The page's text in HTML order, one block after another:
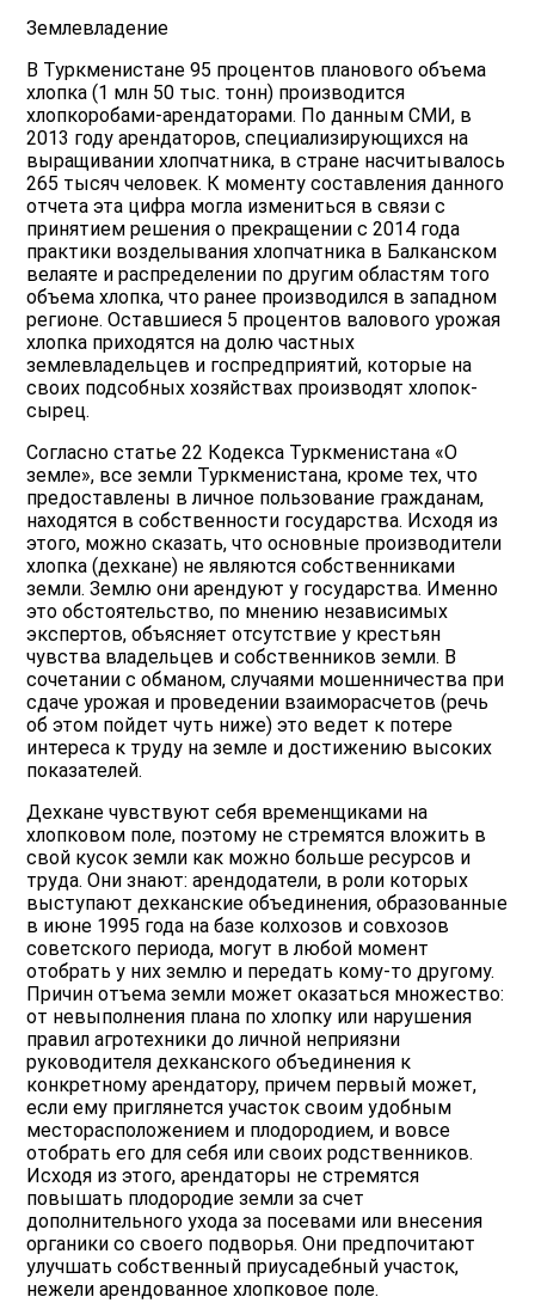
Землевладение
В Туркменистане 95 процентов планового объема
хлопка (1 млн 50 тыс. тонн) производится
хлопкоробами-арендаторами. По данным СМИ, в
2013 году арендаторов, специализирующихся на
выращивании хлопчатника, в стране насчитывалось
265 тысяч человек. К моменту составления данного
отчета эта цифра могла измениться в связи с
принятием решения о прекращении с 2014 года
практики возделывания хлопчатника в Балканском
велаяте и распределении по другим областям того
объема хлопка, что ранее производился в западном
регионе. Оставшиеся 5 процентов валового урожая
хлопка приходятся на долю частных
землевладельцев и госпредприятий, которые на
своих подсобных хозяйствах производят хлопок-
сырец.
Согласно статье 22 Кодекса Туркменистана «О
земле», все земли Туркменистана, кроме тех, что
предоставлены в личное пользование гражданам,
находятся в собственности государства. Исходя из
этого, можно сказать, что основные производители
хлопка (дехкане) не являются собственниками
земли. Землю они арендуют у государства. Именно
это обстоятельство, по мнению независимых
экспертов, объясняет отсутствие у крестьян
чувства владельцев и собственников земли. В
сочетании с обманом, случаями мошенничества при
сдаче урожая и проведении взаиморасчетов (речь
об этом пойдет чуть ниже) это ведет к потере
интереса к труду на земле и достижению высоких
показателей.
Дехкане чувствуют себя временщиками на
хлопковом поле, поэтому не стремятся вложить в
свой кусок земли как можно больше ресурсов и
труда. Они знают: арендодатели, в роли которых
выступают дехканские объединения, образованные
в июне 1995 года на базе колхозов и совхозов
советского периода, могут в любой момент
отобрать у них землю и передать кому-то другому.
Причин отъема земли может оказаться множество:
от невыполнения плана по хлопку или нарушения
правил агротехники до личной неприязни
руководителя дехканского объединения к
конкретному арендатору, причем первый может,
если ему приглянется участок своим удобным
месторасположением и плодородием, и вовсе
отобрать его для себя или своих родственников.
Исходя из этого, арендаторы не стремятся
повышать плодородие земли за счет
дополнительного ухода за посевами или внесения
органики со своего подворья. Они предпочитают
улучшать собственный приусадебный участок,
нежели арендованное хлопковое поле.